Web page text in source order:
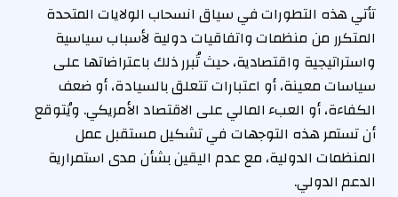
تأتي هذه التطورات في سياق انسحاب الولايات المتحدة
المتكرر من منظمات واتفاقيات دولية لأسباب سياسية
واستراتيجية واقتصادية، حيث تُبرر ذلك باعتراضاتها على
سياسات معينة، أو اعتبارات تتعلق بالسيادة، أو ضعف
الكفاءة، أو العبء المالي على الاقتصاد الأمريكي. ويُتوقع
أن تستمر هذه التوجهات في تشكيل مستقبل عمل
المنظمات الدولية، مع عدم اليقين بشأن مدى استمرارية
الدعم الدولي.